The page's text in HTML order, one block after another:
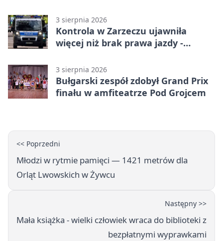
3 sierpnia 2026
Kontrola w Zarzeczu ujawniła
więcej niż brak prawa jazdy -
3 sierpnia 2026
Bułgarski zespół zdobył Grand Prix
finału w amfiteatrze Pod Grojcem
<< Poprzedni
Młodzi w rytmie pamięci — 1421 metrów dla
Orląt Lwowskich w Żywcu
Następny >>
Mała książka - wielki człowiek wraca do biblioteki z
bezpłatnymi wyprawkami